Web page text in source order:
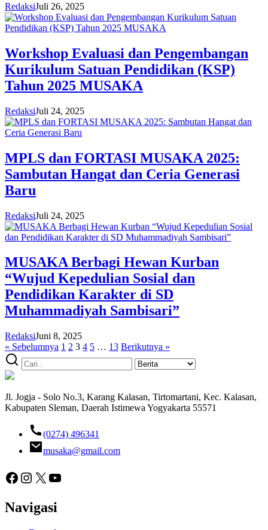
RedaksiJuli 26, 2025
Workshop Evaluasi dan Pengembangan
Kurikulum Satuan Pendidikan (KSP)
Tahun 2025 MUSAKA
RedaksiJuli 24, 2025
MPLS dan FORTASI MUSAKA 2025:
Sambutan Hangat dan Ceria Generasi
Baru
RedaksiJuli 24, 2025
MUSAKA Berbagi Hewan Kurban
“Wujud Kepedulian Sosial dan
Pendidikan Karakter di SD
Muhammadiyah Sambisari”
RedaksiJuni 8, 2025
« Sebelumnya 1 2 3 4 5 … 13 Berikutnya »
Jl. Jogja - Solo No.3, Karang Kalasan, Tirtomartani, Kec. Kalasan,
Kabupaten Sleman, Daerah Istimewa Yogyakarta 55571
(0274) 496341
musaka@gmail.com
Facebook
Instagram
X YouTube
Navigasi